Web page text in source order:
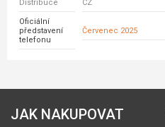
Distribuce CZ
Oficiální
představení
telefonu
Červenec 2025
JAK NAKUPOVAT